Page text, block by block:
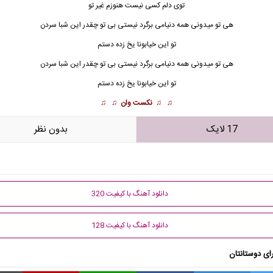
توی دلم کسی نیست هنوزم غیر تو
هی تو میدونی همه دنیامی برگرد نیستی بی تو چقدر این شبا سردن
تو این خیابونا یخ زده دستم
هی تو میدونی همه دنیامی برگرد نیستی بی تو چقدر این شبا سردن
تو این خیابونا یخ زده دستم
♫ ♫ نکست وان ♫ ♫
17 لایک بدون نظر
دانلود آهنگ با کیفیت 320
دانلود آهنگ با کیفیت 128
دوستانتان